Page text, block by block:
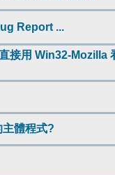
Report ...
接用 Win32-Mozilla
體程式?